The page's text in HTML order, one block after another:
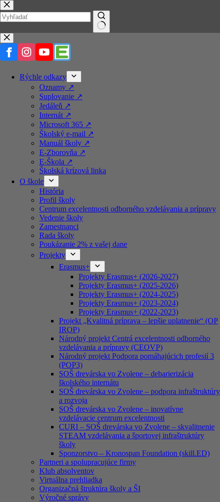
Prejsť
na
obsah
No
results
Rýchle odkazy
Oznamy ↗️
Suplovanie ↗️
Jedáleň ↗️
Internát ↗️
Microsoft 365 ↗️
Školský e-mail ↗️
Manuál školy ↗️
E-Zborovňa ↗️
E-Škola ↗️
Školská krízová linka
O škole
História
Profil školy
Centrum excelentnosti odborného vzdelávania a prípravy
Vedenie školy
Zamestnanci
Rada školy
Poukázanie 2% z vašej dane
Projekty
Erasmus+
Projekty Erasmus+ (2026-2027)
Projekty Erasmus+ (2025-2026)
Projekty Erasmus+ (2024-2025)
Projekty Erasmus+ (2023-2024)
Projekty Erasmus+ (2022-2023)
Projekt „Kvalitná príprava – lepšie uplatnenie“ (OP
IROP)
Národný projekt Centrá excelentnosti odborného
vzdelávania a prípravy (CEOVP)
Národný projekt Podpora pomáhajúcich profesií 3
(POP3)
SOŠ drevárska vo Zvolene – debarierizácia
školského internátu
SOŠ drevárska vo Zvolene – podpora infraštruktúry
a rozvoja
SOŠ drevárska vo Zvolene – inovatívne
vzdelávacie centrum excelentnosti
CURI – SOŠ drevárska vo Zvolene – skvalitnenie
STEAM vzdelávania a športovej infraštruktúry
školy
Sponzorstvo – Kronospan Foundation (skill.ED)
Partneri a spolupracujúce firmy
Klub absolventov
Virtuálna prehliadka
Organizačná štruktúra školy a ŠI
Výročné správy